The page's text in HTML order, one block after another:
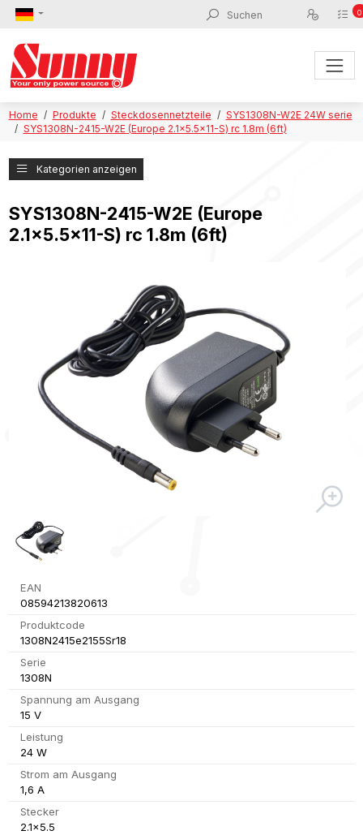
0
Home Produkte Steckdosennetzteile
SYS1308N-W2E 24W serie
SYS1308N-2415-W2E (Europe 2.1x5.5x11-S) rc 1.8m (6ft)
Kategorien anzeigen
SYS1308N-2415-W2E (Europe
2.1x5.5x11-S) rc 1.8m (6ft)
EAN
08594213820613
Produktcode
1308N2415e2155Sr18
Serie
1308N
Spannung am Ausgang
15 V
Leistung
24 W
Strom am Ausgang
1,6 A
Stecker
2.1x5.5